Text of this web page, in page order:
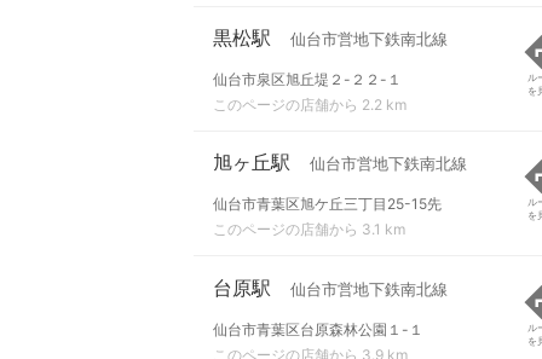
黒松駅 仙台市営地下鉄南北線
仙台市泉区旭丘堤２-２２-１
このページの店舗から 2.2 km
ル
を
旭ヶ丘駅 仙台市営地下鉄南北線
仙台市青葉区旭ケ丘三丁目25-15先
このページの店舗から 3.1 km
ル
を
台原駅 仙台市営地下鉄南北線
仙台市青葉区台原森林公園１-１
このページの店舗から 3.9 km
ル
を